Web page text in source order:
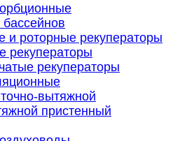
и роторные рекуператоры
рекуператоры
рекуператоры
вытяжной
пристенный